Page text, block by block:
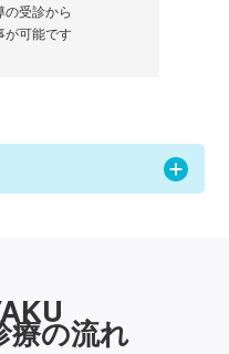
の受診から
が可能です
療の流れ